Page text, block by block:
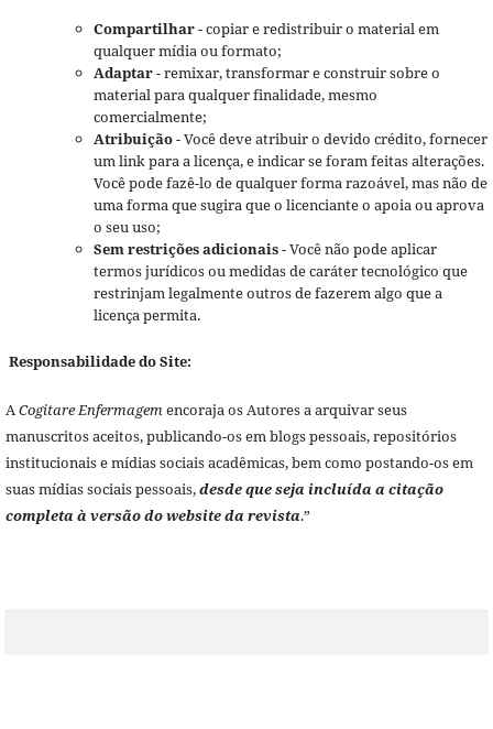
Compartilhar- copiar e redistribuir o material em
qualquer mídia ou formato;
Adaptar- remixar, transformar e construir sobre o
material para qualquer finalidade, mesmo
comercialmente;
Atribuição- Você deve atribuir o devido crédito, fornecer
um link para a licença, e indicar se foram feitas alterações.
Você pode fazê-lo de qualquer forma razoável, mas não de
uma forma que sugira que o licenciante o apoia ou aprova
o seu uso;
Sem restrições adicionais- Você não pode aplicar
termos jurídicos ou medidas de caráter tecnológico que
restrinjam legalmente outros de fazerem algo que a
licença permita.
Responsabilidade do Site:
ACogitare Enfermagemencoraja os Autores a arquivar seus
manuscritos aceitos, publicando-os em blogs pessoais, repositórios
institucionais e mídias sociais acadêmicas, bem como postando-os em
suas mídias sociais pessoais,desde que seja incluída a citação
completa à versão do website da revista.”